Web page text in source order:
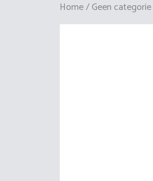
Home/Geen categorie